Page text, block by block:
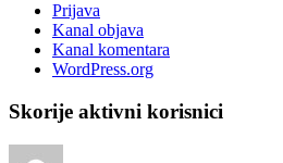
Prijava
Kanal objava
Kanal komentara
WordPress.org
Skorije aktivni korisnici